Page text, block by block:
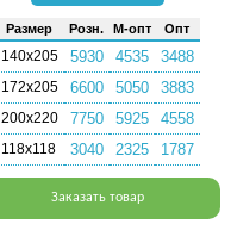
Раз­мер Розн. М-опт Опт
140х205 5930 4535 3488
172х205 6600 5050 3883
200х220 7750 5925 4558
118х118 3040 2325 1787
Заказать товар